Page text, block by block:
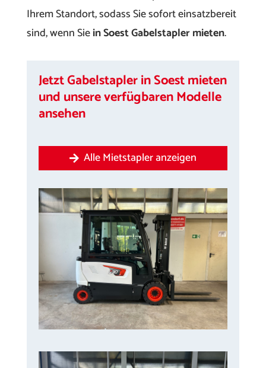
Ihrem Standort, sodass Sie sofort einsatzbereit
sind, wenn Siein Soest Gabelstapler mieten.
Jetzt Gabelstapler in Soest mieten
und unsere verfügbaren Modelle
ansehen
Alle Mietstapler anzeigen